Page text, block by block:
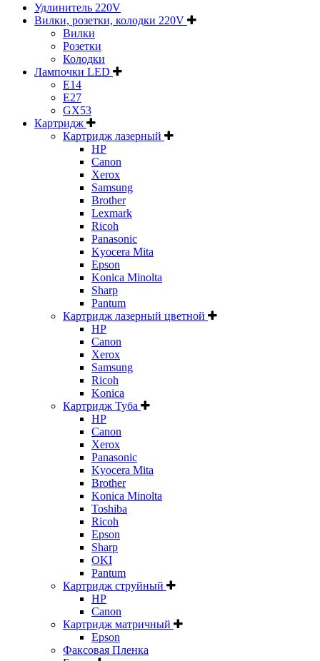
Удлинитель 220V
Вилки, розетки, колодки 220V
Вилки
Розетки
Колодки
Лампочки LED
E14
E27
GX53
Картридж
Картридж лазерный
HP
Canon
Xerox
Samsung
Brother
Lexmark
Ricoh
Panasonic
Kyocera Mita
Epson
Konica Minolta
Sharp
Pantum
Картридж лазерный цветной
HP
Canon
Xerox
Samsung
Ricoh
Konica
Картридж Туба
HP
Canon
Xerox
Panasonic
Kyocera Mita
Brother
Konica Minolta
Toshiba
Ricoh
Epson
Sharp
OKI
Pantum
Картридж струйный
HP
Canon
Картридж матричный
Epson
Факсовая Пленка